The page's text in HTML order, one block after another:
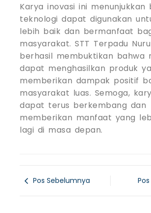
Karya inovasi ini menunjukkan
teknologi dapat digunakan
lebih baik dan bermanfaat
masyarakat. STT Terpadu
berhasil membuktikan bahwa
dapat menghasilkan produk
memberikan dampak positif
masyarakat luas. Semoga,
dapat terus berkembang dan
memberikan manfaat yang
lagi di masa depan.
Pos Sebelumnya